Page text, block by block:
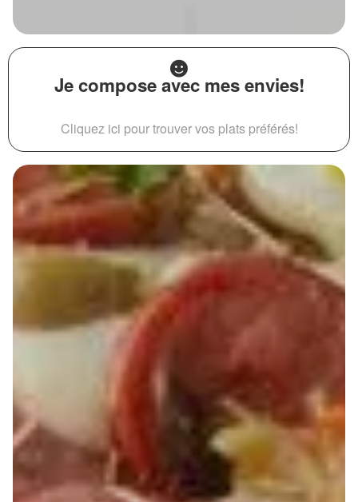
Je compose avec mes envies!
Cliquez ici pour trouver vos plats préférés!